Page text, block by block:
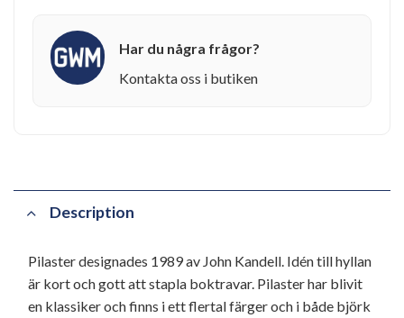
Har du några frågor?
Kontakta oss i butiken
Description
Pilaster designades 1989 av John Kandell. Idén till hyllan
är kort och gott att stapla boktravar. Pilaster har blivit
en klassiker och finns i ett flertal färger och i både björk